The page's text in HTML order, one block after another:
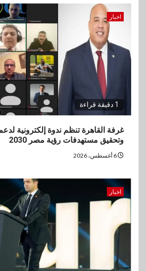
اخبار
1 دقيقة قراءة
غرفة القاهرة تنظم ندوة إلكترونية
وتحقيق مستهدفات رؤية مصر 2030
اخبار